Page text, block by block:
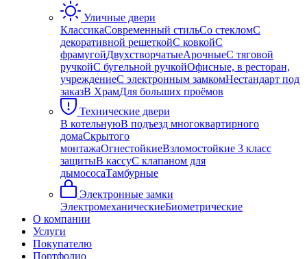
Уличные двери
КлассикаСовременный стильСо стекломС
декоративной решеткойС ковкойС
фрамугойДвухстворчатыеАрочныеС тяговой
ручкойС бугельной ручкойОфисные, в ресторан,
учреждениеС электронным замкомНестандарт под
заказВ ХрамДля больших проёмов
Технические двери
В котельнуюВ подъезд многоквартирного
домаСкрытого
монтажаОгнестойкиеВзломостойкие 3 класс
защитыВ кассуС клапаном для
дымососаТамбурные
Электронные замки
ЭлектромеханическиеБиометрические
О компании
Услуги
Покупателю
Портфолио